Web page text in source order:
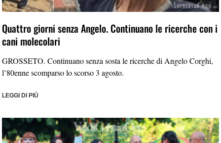
Quattro giorni senza Angelo. Continuano le ricerche con i
cani molecolari
GROSSETO. Continuano senza sosta le ricerche di Angelo Corghi,
l’80enne scomparso lo scorso 3 agosto.
LEGGI DI PIÙ